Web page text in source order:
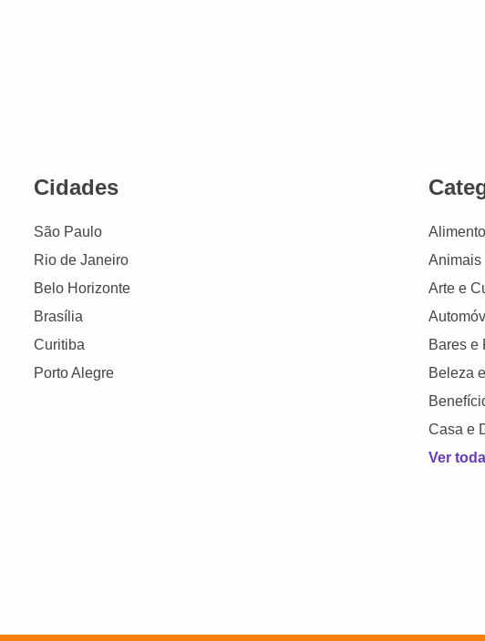
Cidades
São Paulo
Rio de Janeiro
Belo Horizonte
Brasília
Curitiba
Porto Alegre
Animais
Arte e
Bares e
Beleza
Casa e
Ver